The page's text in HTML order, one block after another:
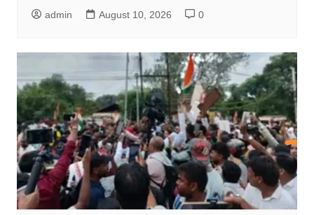
admin August 10, 2026 0